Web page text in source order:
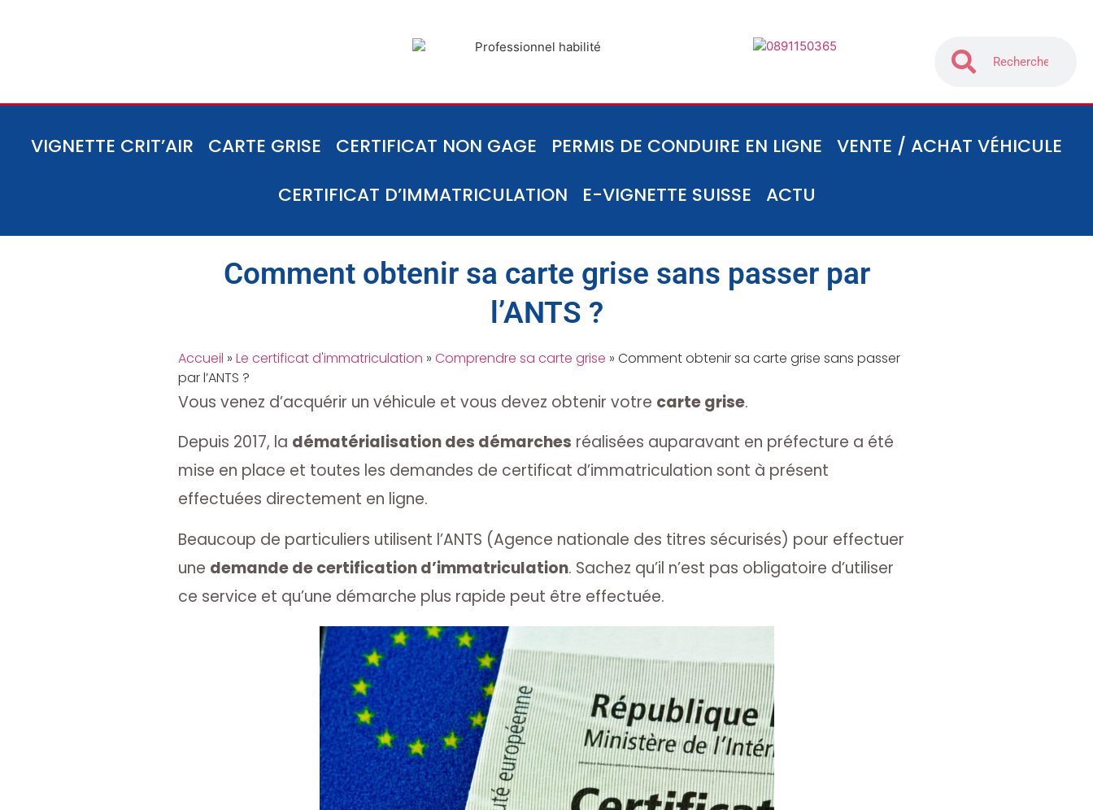
VIGNETTE CRIT’AIR CARTE GRISE CERTIFICAT NON GAGE PERMIS DE CONDUIRE EN LIGNE
VENTE / ACHAT VÉHICULE
CERTIFICAT D’IMMATRICULATION
E-VIGNETTE SUISSE ACTU
Comment obtenir sa carte grise sans passer par
l’ANTS ?
Accueil » Le certificat d'immatriculation » Comprendre sa carte grise » Comment obtenir sa carte grise sans passer
par l’ANTS ?
Vous venez d’acquérir un véhicule et vous devez obtenir votre carte grise.
Depuis 2017, la dématérialisation des démarches réalisées auparavant en préfecture a été
mise en place et toutes les demandes de certificat d’immatriculation sont à présent
effectuées directement en ligne.
Beaucoup de particuliers utilisent l’ANTS (Agence nationale des titres sécurisés) pour effectuer
une demande de certification d’immatriculation. Sachez qu’il n’est pas obligatoire d’utiliser
ce service et qu’une démarche plus rapide peut être effectuée.